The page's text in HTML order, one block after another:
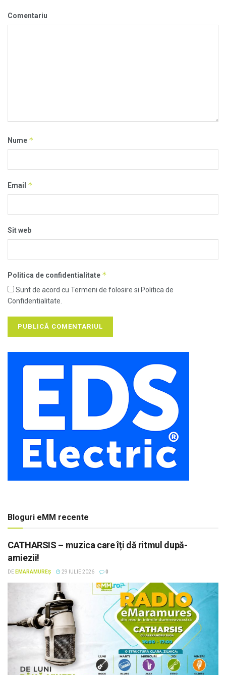
Comentariu
Nume *
Email *
Sit web
Politica de confidentialitate *
Sunt de acord cu Termeni de folosire si Politica de
Confidentialitate.
Bloguri eMM recente
CATHARSIS – muzica care îți dă ritmul după-
amiezii!
DE EMARAMUREȘ 29 IULIE 2026 0